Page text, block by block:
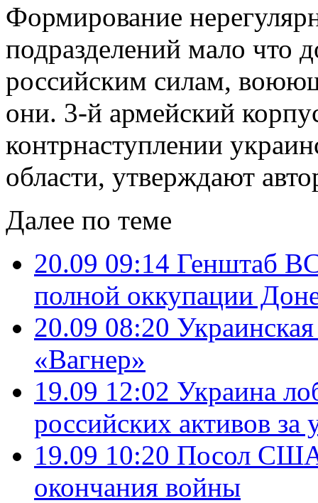
Формирование
подразделений мало что
российским силам,
они. 3-й армейский
контрнаступлении
области, утверждают
Далее по теме
20.09 09:14 Генштаб
полной оккупации
20.09 08:20
«Вагнер»
19.09 12:02 Украина
российских активов
19.09 10:20 Посол США
окончания войны